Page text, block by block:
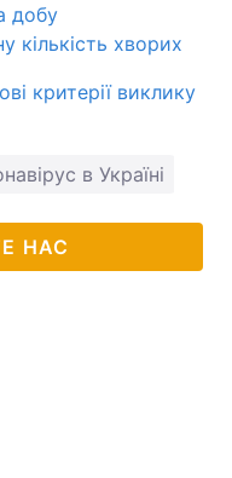
добу
кількість хворих
критерії виклику
в Україні
НАС